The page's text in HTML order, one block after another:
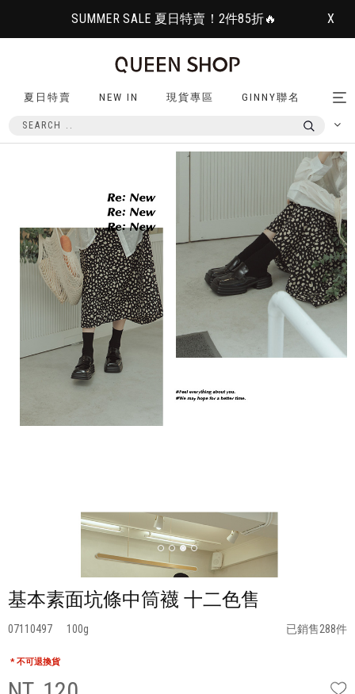
SUMMER SALE 夏日特賣！2件85折🔥 X
夏日特賣 NEW IN 現貨專區 GINNY聯名
基本素面坑條中筒襪 十二色售
07110497 100 已銷售288件
* 不可退換貨